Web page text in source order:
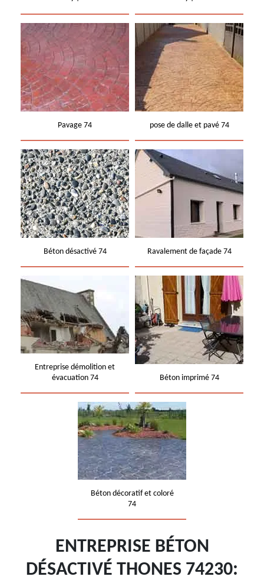
Pavage 74 pose de dalle et pavé 74
Béton désactivé 74 Ravalement de façade 74
Entreprise démolition et
évacuation 74
Béton imprimé 74
Béton décoratif et coloré
74
ENTREPRISE BÉTON
DÉSACTIVÉ THONES 74230: